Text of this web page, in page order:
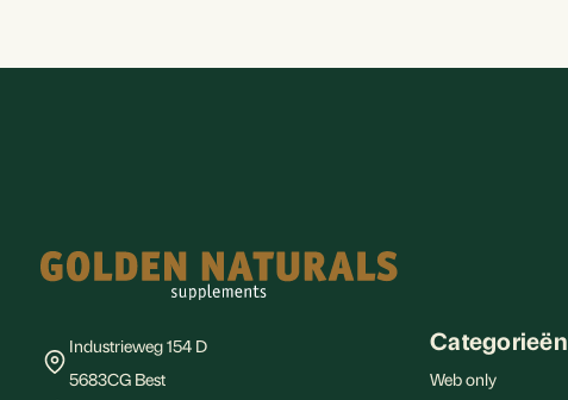
Industrieweg 154 D
5683CG Best
Categorieën
Web only